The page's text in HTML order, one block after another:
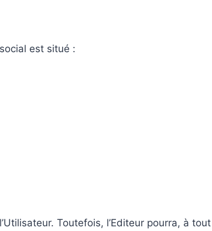
est situé :
Toutefois, l’Editeur pourra, à